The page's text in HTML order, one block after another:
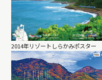
2014年リゾートしらかみポスター